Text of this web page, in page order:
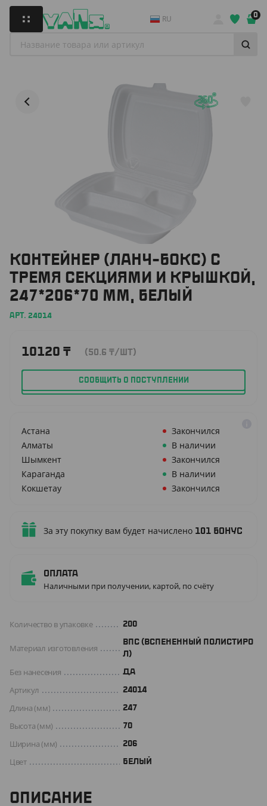
RU 0
КОНТЕЙНЕР (ЛАНЧ-БОКС) С
ТРЕМЯ СЕКЦИЯМИ И КРЫШКОЙ,
247*206*70 ММ, БЕЛЫЙ
АРТ. 24014
10120 ₸ (50.6 ₸/ШТ)
СООБЩИТЬ О ПОСТУПЛЕНИИ
Астана
Закончился
Алматы
В наличии
Шымкент
Закончился
Караганда
В наличии
Кокшетау
Закончился
За эту покупку вам будет начислено 101 бонус
Оплата
Наличными при получении, картой, по счёту
Количество в упаковке 200
Материал изготовления
ВПС (ВСПЕНЕННЫЙ ПОЛИСТИРО
Л)
Без нанесения ДА
Артикул 24014
Длина (мм) 247
Высота (мм) 70
Ширина (мм) 206
Цвет БЕЛЫЙ
ОПИСАНИЕ